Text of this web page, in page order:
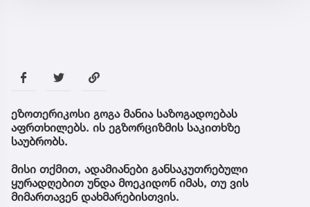
ეზოთერიკოსი გოგა მანია საზოგადოებას
აფრთხილებს. ის ეგზორციზმის საკითხზე
საუბრობს.
მისი თქმით, ადამიანები განსაკუთრებული
ყურადღებით უნდა მოეკიდონ იმას, თუ ვის
მიმართავენ დახმარებისთვის.